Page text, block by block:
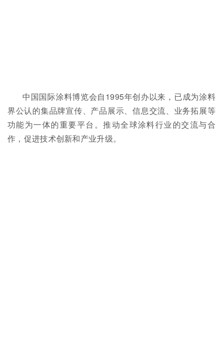
中国国际涂料博览会自1995年创办以来，已成为涂料
界公认的集品牌宣传、产品展示、信息交流、业务拓展等
功能为一体的重要平台。推动全球涂料行业的交流与合
作，促进技术创新和产业升级。